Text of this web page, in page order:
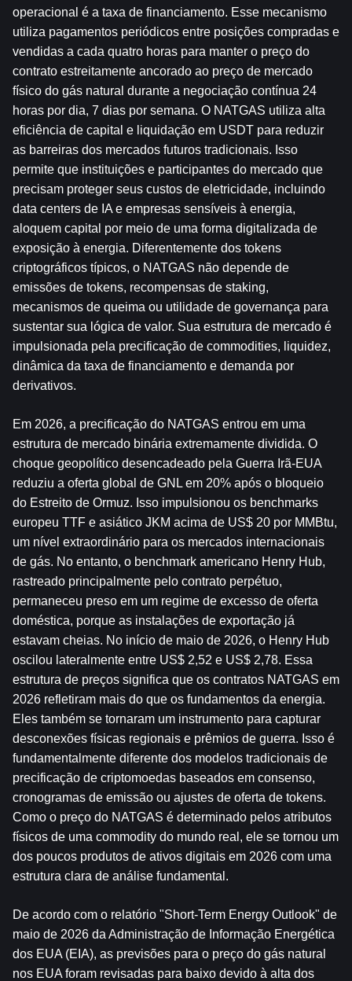
operacional é a taxa de financiamento. Esse mecanismo
utiliza pagamentos periódicos entre posições compradas e
vendidas a cada quatro horas para manter o preço do
contrato estreitamente ancorado ao preço de mercado
físico do gás natural durante a negociação contínua 24
horas por dia, 7 dias por semana. O NATGAS utiliza alta
eficiência de capital e liquidação em USDT para reduzir
as barreiras dos mercados futuros tradicionais. Isso
permite que instituições e participantes do mercado que
precisam proteger seus custos de eletricidade, incluindo
data centers de IA e empresas sensíveis à energia,
aloquem capital por meio de uma forma digitalizada de
exposição à energia. Diferentemente dos tokens
criptográficos típicos, o NATGAS não depende de
emissões de tokens, recompensas de staking,
mecanismos de queima ou utilidade de governança para
sustentar sua lógica de valor. Sua estrutura de mercado é
impulsionada pela precificação de commodities, liquidez,
dinâmica da taxa de financiamento e demanda por
derivativos.
Em 2026, a precificação do NATGAS entrou em uma
estrutura de mercado binária extremamente dividida. O
choque geopolítico desencadeado pela Guerra Irã-EUA
reduziu a oferta global de GNL em 20% após o bloqueio
do Estreito de Ormuz. Isso impulsionou os benchmarks
europeu TTF e asiático JKM acima de US$ 20 por MMBtu,
um nível extraordinário para os mercados internacionais
de gás. No entanto, o benchmark americano Henry Hub,
rastreado principalmente pelo contrato perpétuo,
permaneceu preso em um regime de excesso de oferta
doméstica, porque as instalações de exportação já
estavam cheias. No início de maio de 2026, o Henry Hub
oscilou lateralmente entre US$ 2,52 e US$ 2,78. Essa
estrutura de preços significa que os contratos NATGAS em
2026 refletiram mais do que os fundamentos da energia.
Eles também se tornaram um instrumento para capturar
desconexões físicas regionais e prêmios de guerra. Isso é
fundamentalmente diferente dos modelos tradicionais de
precificação de criptomoedas baseados em consenso,
cronogramas de emissão ou ajustes de oferta de tokens.
Como o preço do NATGAS é determinado pelos atributos
físicos de uma commodity do mundo real, ele se tornou um
dos poucos produtos de ativos digitais em 2026 com uma
estrutura clara de análise fundamental.
De acordo com o relatório "Short-Term Energy Outlook" de
maio de 2026 da Administração de Informação Energética
dos EUA (EIA), as previsões para o preço do gás natural
nos EUA foram revisadas para baixo devido à alta dos